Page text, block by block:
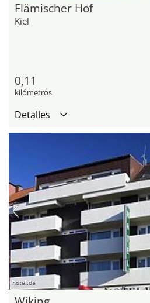
Flämischer Hof
Kiel
0,11
kilómetros
Detalles
hotel.de